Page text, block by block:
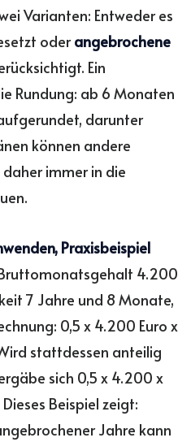
Varianten: Entweder es
oderangebrochene
Ein
Rundung: ab 6 Monaten
darunter
können andere
immer in die
Praxisbeispiel
4.200
7 Jahre und 8 Monate,
0,5 x 4.200 Euro x
stattdessen anteilig
sich 0,5 x 4.200 x
Dieses Beispiel zeigt:
Jahre kann